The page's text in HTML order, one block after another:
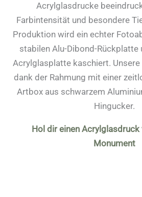
Acrylglasdrucke
Farbintensität und besondere
Produktion wird ein echter
stabilen Alu-Dibond-
Acrylglasplatte kaschiert.
dank der Rahmung mit einer
Artbox aus schwarzem
Hingucker.
Hol dir einen Acrylglasdruck
Monument